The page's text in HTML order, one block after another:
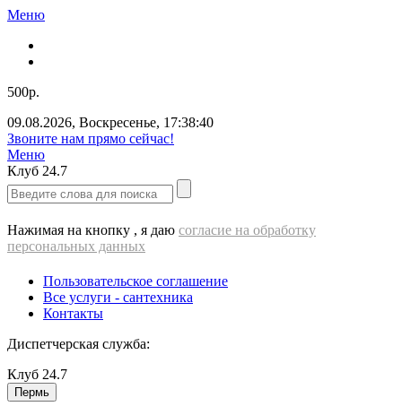
Меню
500р.
09.08.2026, Воскресенье, 17:38:40
Звоните нам прямо сейчас!
Меню
Клуб 24.7
Нажимая на кнопку , я даю согласие на обработку
персональных данных
Пользовательское соглашение
Все услуги - cантехника
Контакты
Диспетчерская служба:
Клуб 24.7
Пермь